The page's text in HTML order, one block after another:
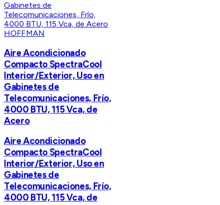
HOFFMAN
Aire Acondicionado
Compacto SpectraCool
Interior/Exterior, Uso en
Gabinetes de
Telecomunicaciones, Frío,
4000 BTU, 115 Vca, de
Acero
Aire Acondicionado
Compacto SpectraCool
Interior/Exterior, Uso en
Gabinetes de
Telecomunicaciones, Frío,
4000 BTU, 115 Vca, de